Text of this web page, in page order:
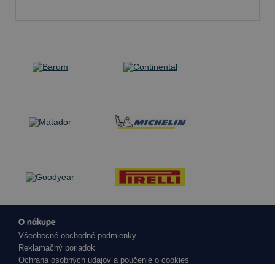
O nákupe
Všeobecné obchodné podmienky
Reklamačný poriadok
Ochrana osobných údajov a poučenie o cookies